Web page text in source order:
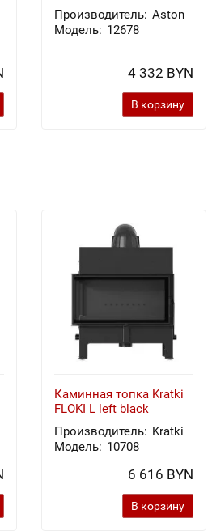
Производитель: Aston
Модель: 12678
4 332 BYN
В корзину
Каминная топка Kratki
FLOKI L left black
Производитель: Kratki
Модель: 10708
6 616 BYN
В корзину